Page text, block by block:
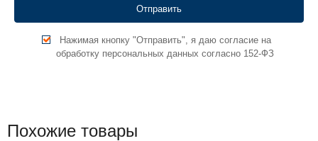
Нажимая кнопку "Отправить", я даю согласие на
обработку персональных данных согласно 152-ФЗ
Похожие товары